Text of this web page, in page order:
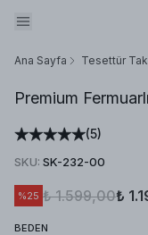
Ana Sayfa Tesettür
Premium
(5)
SKU: SK-232-00
%25 ₺ 1.599,00₺
BEDEN